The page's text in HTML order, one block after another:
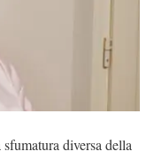
diversa della